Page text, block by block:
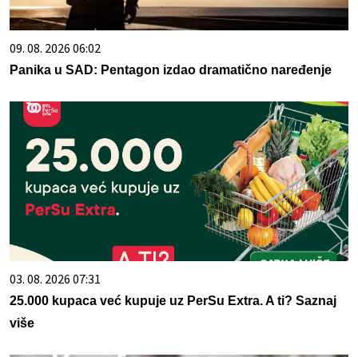
09. 08. 2026 06:02
Panika u SAD: Pentagon izdao dramatično naređenje
03. 08. 2026 07:31
25.000 kupaca već kupuje uz PerSu Extra. A ti? Saznaj
više